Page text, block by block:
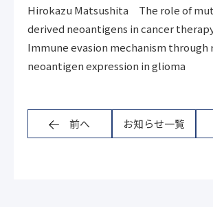
Hirokazu Matsushita The role of
derived neoantigens in cancer
Immune evasion mechanism through
neoantigen expression in glioma
前へ お知らせ一覧